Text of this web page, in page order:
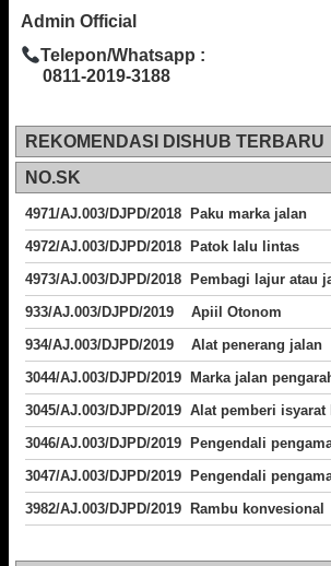
Admin Official
Telepon/Whatsapp :
0811-2019-3188
REKOMENDASI DISHUB TERBARU
NO.SK
4971/AJ.003/DJPD/2018 Paku marka jalan
4972/AJ.003/DJPD/2018 Patok lalu lintas
4973/AJ.003/DJPD/2018
Pembagi lajur atau
933/AJ.003/DJPD/2019 Apiil Otonom
934/AJ.003/DJPD/2019 Alat penerang jalan
3044/AJ.003/DJPD/2019 Marka jalan
3045/AJ.003/DJPD/2019 Alat pemberi
3046/AJ.003/DJPD/2019 Pengendali
3047/AJ.003/DJPD/2019 Pengendali
3982/AJ.003/DJPD/2019 Rambu konvesional